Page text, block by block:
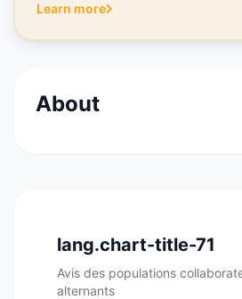
Learn more
About
par l'entremise de courtiers,
mondiale comprend des
d'assurance, des moyennes
lang.chart-title-71
Avis des populations
alternants